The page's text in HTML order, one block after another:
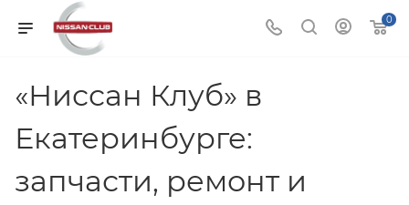
0
«Ниссан Клуб» в
Екатеринбурге:
запчасти, ремонт и